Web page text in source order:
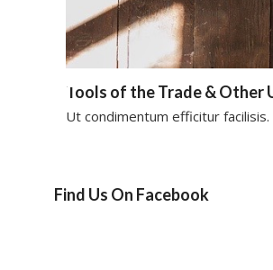
Tools of the Trade & Other
Ut condimentum efficitur
Find Us On Facebook